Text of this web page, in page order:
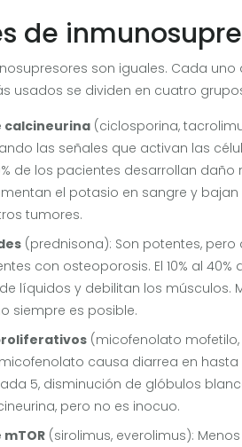
de
son iguales. Cada
usados se dividen en cuatro
calcineurina (ciclosporina,
las señales que activan las
de los pacientes desarrollan
el potasio en sangre y
tumores.
(prednisona): Son potentes,
con osteoporosis. El 10% al
líquidos y debilitan los músculos.
siempre es posible.
(micofenolato
causa diarrea en
5, disminución de glóbulos
pero no es inocuo.
(sirolimus, everolimus):